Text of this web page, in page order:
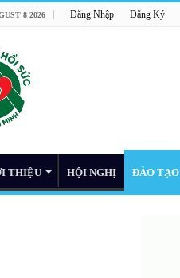
8 2026 Đăng Nhập Đăng Ký
THIỆU HỘI NGHỊ ĐÀO TẠO